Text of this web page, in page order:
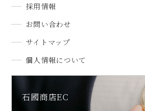
採用情報
お問い合わせ
サイトマップ
個人情報について
石國商店EC